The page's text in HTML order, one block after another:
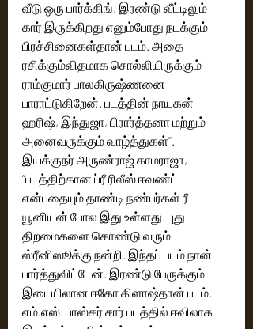
வீடு ஒரு பார்க்கிங், இரண்டு வீட்டிலும்
கார் இருக்கிறது எனும்போது நடக்கும்
பிரச்சினைகள்தான் படம். அதை
ரசிக்கும்விதமாக சொல்லியிருக்கும்
ராம்குமார் பாலகிருஷ்ணனை
பாராட்டுகிறேன். படத்தின் நாயகன்
ஹரிஷ், இந்துஜா, பிரார்த்தனா மற்றும்
அனைவருக்கும் வாழ்த்துகள்”.
இயக்குநர் அருண்ராஜ் காமராஜா,
“படத்திற்கான ப்ரீ ரிலீஸ் ஈவண்ட்
என்பதையும் தாண்டி நண்பர்கள் ரீ
யூனியன் போல இது உள்ளது. புது
திறமைகளை கொண்டு வரும்
ஸ்ரீனிஸூக்கு நன்றி. இந்தப் படம் நான்
பார்த்துவிட்டேன். இரண்டு பேருக்கும்
இடையிலான ஈகோ கிளாஷ்தான் படம்.
எம்.எஸ். பாஸ்கர் சார் படத்தில் ஈவிலாக